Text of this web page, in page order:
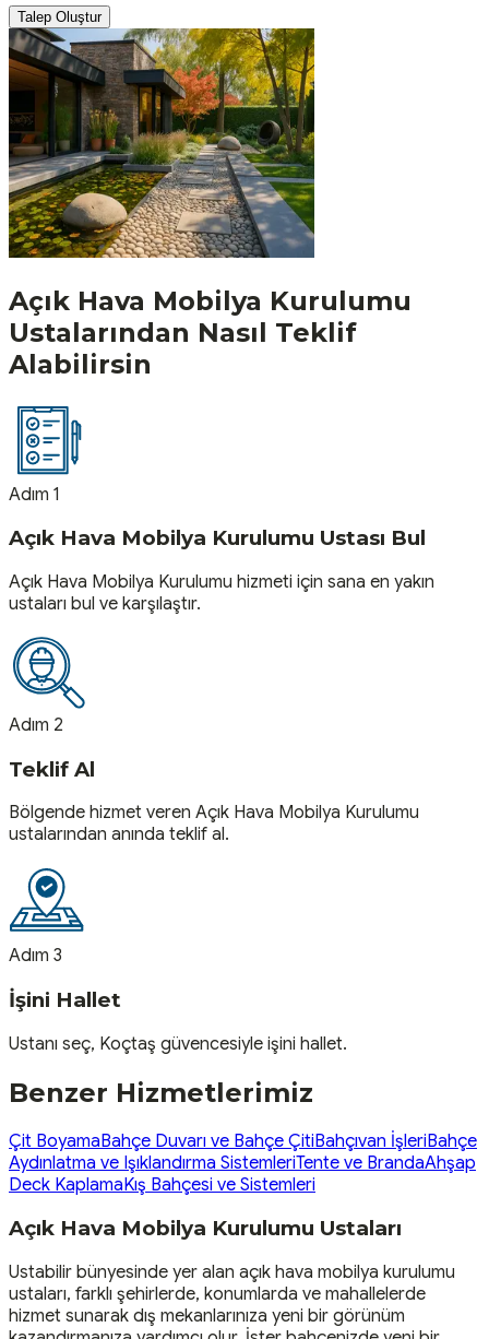
Talep Oluştur
Açık Hava Mobilya Kurulumu
Ustalarından Nasıl Teklif
Alabilirsin
Adım 1
Açık Hava Mobilya Kurulumu Ustası Bul
Açık Hava Mobilya Kurulumu hizmeti için sana en yakın
ustaları bul ve karşılaştır.
Adım 2
Teklif Al
Bölgende hizmet veren Açık Hava Mobilya Kurulumu
ustalarından anında teklif al.
Adım 3
İşini Hallet
Ustanı seç, Koçtaş güvencesiyle işini hallet.
Benzer Hizmetlerimiz
Çit BoyamaBahçe Duvarı ve Bahçe ÇitiBahçıvan İşleriBahçe
Aydınlatma ve Işıklandırma SistemleriTente ve BrandaAhşap
Deck KaplamaKış Bahçesi ve Sistemleri
Açık Hava Mobilya Kurulumu Ustaları
Ustabilir bünyesinde yer alan açık hava mobilya kurulumu
ustaları, farklı şehirlerde, konumlarda ve mahallelerde
hizmet sunarak dış mekanlarınıza yeni bir görünüm